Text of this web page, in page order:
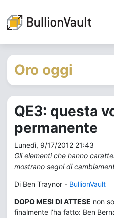
Oro oggi
QE3: questa
permanente
Lunedì, 9/17/2012 21:43
Gli elementi che hanno
mostrano segni di
Di Ben Traynor - BullionVault
DOPO MESI DI ATTESE non
finalmente l’ha fatto: Ben